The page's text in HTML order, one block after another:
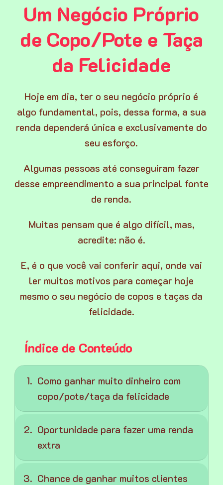
Um Negócio Próprio
de Copo/Pote e Taça
da Felicidade
Hoje em dia, ter o seu negócio próprio é
algo fundamental, pois, dessa forma, a sua
renda dependerá única e exclusivamente do
seu esforço.
Algumas pessoas até conseguiram fazer
desse empreendimento a sua principal fonte
de renda.
Muitas pensam que é algo difícil, mas,
acredite: não é.
E, é o que você vai conferir aqui, onde vai
ler muitos motivos para começar hoje
mesmo o seu negócio de copos e taças da
felicidade.
Índice de Conteúdo
Como ganhar muito dinheiro com
copo/pote/taça da felicidade
Oportunidade para fazer uma renda
extra
Chance de ganhar muitos clientes